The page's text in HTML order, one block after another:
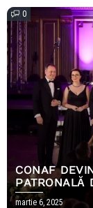
0
CONAF
PATRONALĂ
MODEL DE
martie 6, 2025